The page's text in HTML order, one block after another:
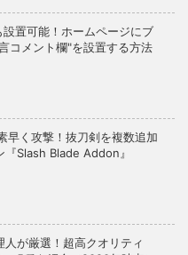
置可能！ホームページにブ
コメント欄"を設置する方法
早く攻撃！抜刀剣を複数追加
『Slash Blade Addon』
人が厳選！超高クオリティ